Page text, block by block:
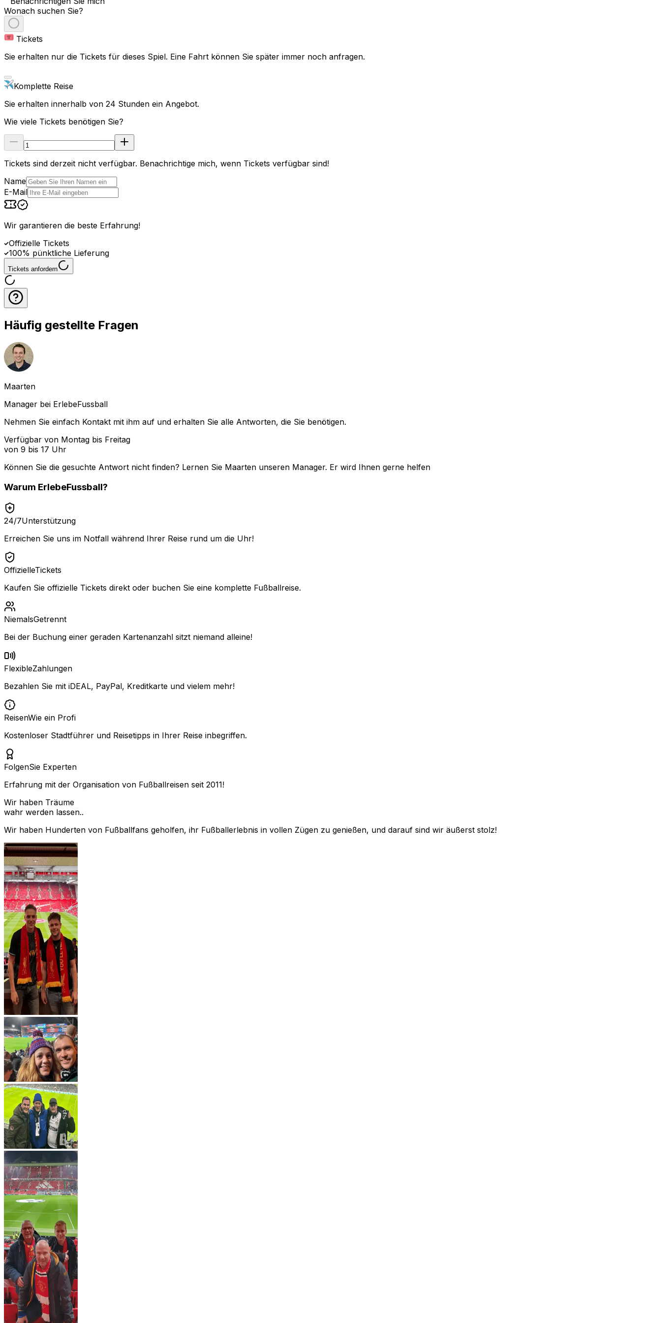
Wonach suchen Sie?
Tickets
Sie erhalten nur die Tickets für dieses Spiel. Eine Fahrt können Sie später immer noch anfragen.
Komplette Reise
Sie erhalten innerhalb von 24 Stunden ein Angebot.
Wie viele Tickets benötigen Sie?
Tickets sind derzeit nicht verfügbar. Benachrichtige mich, wenn Tickets verfügbar sind!
Name
E-Mail
Wir garantieren die beste Erfahrung!
Offizielle Tickets
100% pünktliche Lieferung
Tickets anfordern
Häufig gestellte Fragen
Maarten
Manager bei ErlebeFussball
Nehmen Sie einfach Kontakt mit ihm auf und erhalten Sie alle Antworten, die Sie benötigen.
Verfügbar von Montag bis Freitag
von 9 bis 17 Uhr
Können Sie die gesuchte Antwort nicht finden? Lernen Sie Maarten unseren Manager. Er wird Ihnen gerne helfen
Warum ErlebeFussball?
24/7Unterstützung
Erreichen Sie uns im Notfall während Ihrer Reise rund um die Uhr!
OffizielleTickets
Kaufen Sie offizielle Tickets direkt oder buchen Sie eine komplette Fußballreise.
NiemalsGetrennt
Bei der Buchung einer geraden Kartenanzahl sitzt niemand alleine!
FlexibleZahlungen
Bezahlen Sie mit iDEAL, PayPal, Kreditkarte und vielem mehr!
ReisenWie ein Profi
Kostenloser Stadtführer und Reisetipps in Ihrer Reise inbegriffen.
FolgenSie Experten
Erfahrung mit der Organisation von Fußballreisen seit 2011!
Wir haben Träume
wahr werden lassen..
Wir haben Hunderten von Fußballfans geholfen, ihr Fußballerlebnis in vollen Zügen zu genießen, und darauf sind wir äußerst stolz!